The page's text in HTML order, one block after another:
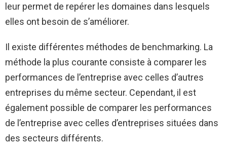
leur permet de repérer les domaines dans lesquels
elles ont besoin de s’améliorer.
Il existe différentes méthodes de benchmarking. La
méthode la plus courante consiste à comparer les
performances de l’entreprise avec celles d’autres
entreprises du même secteur. Cependant, il est
également possible de comparer les performances
de l’entreprise avec celles d’entreprises situées dans
des secteurs différents.